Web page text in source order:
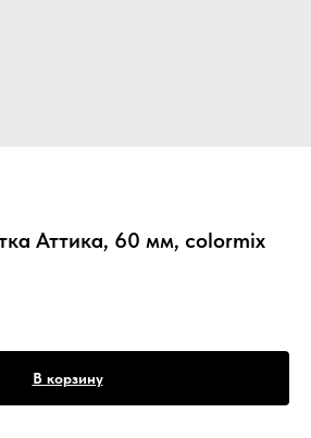
Аттика, 60 мм, colormix
В корзину